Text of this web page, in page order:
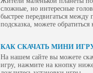
сложные, но интересные
быстрее передвигаться
подсказка, можете
КАК СКАЧАТЬ МИНИ
На нашем сайте вы можете
игру, нажмите на кнопку